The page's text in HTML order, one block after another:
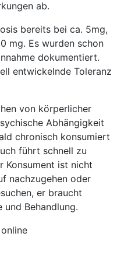
ab.
bereits bei ca. 5mg,
mg. Es wurden schon
dokumentiert.
entwickelnde Toleranz
von körperlicher
Abhängigkeit
chronisch konsumiert
führt schnell zu
Konsument ist nicht
nachzugehen oder
er braucht
Behandlung.